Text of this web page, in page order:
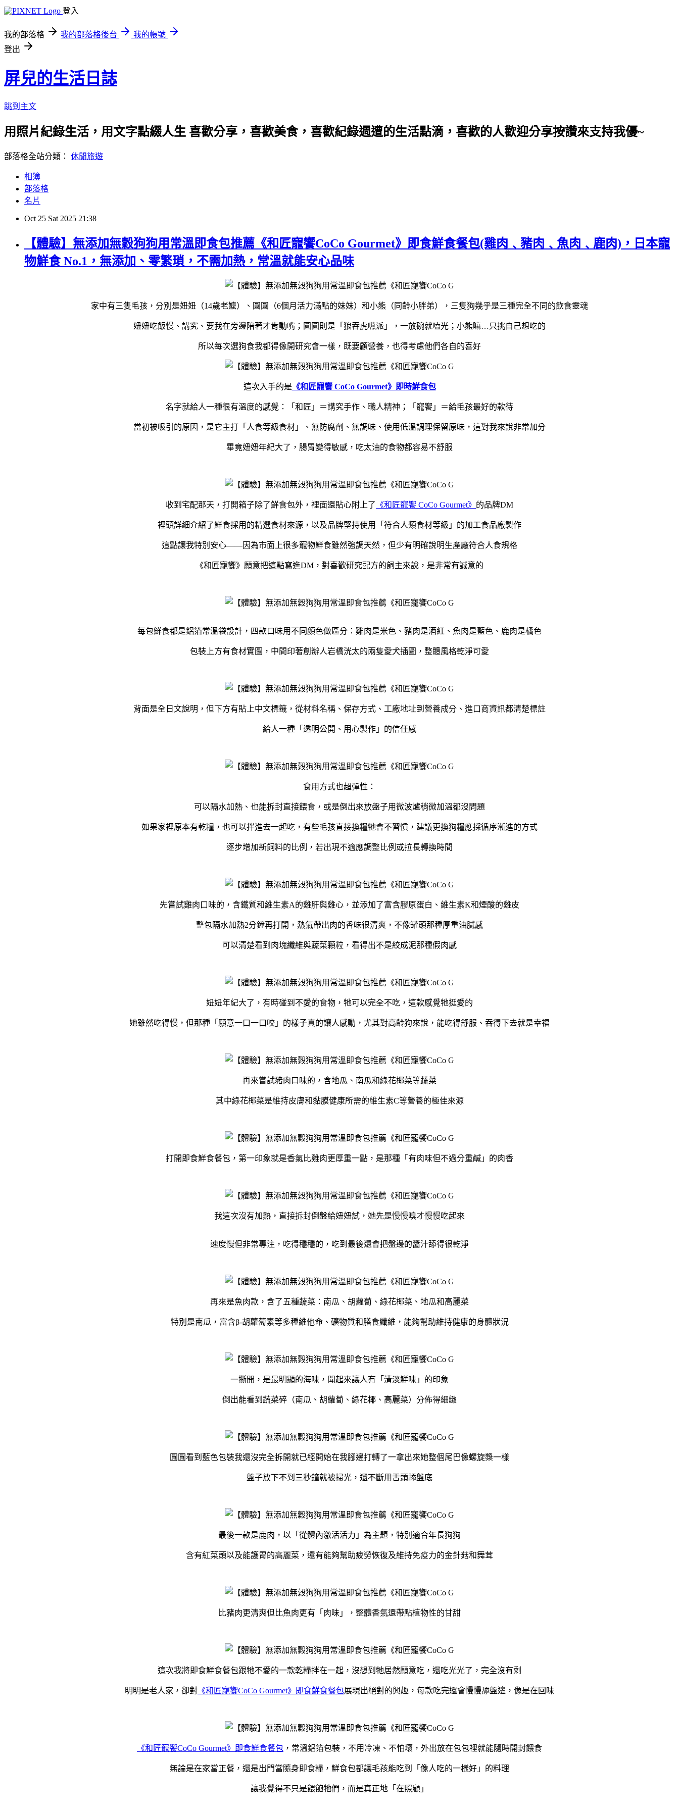
登入
我的部落格 我的部落格後台
我的帳號
登出
屏兒的生活日誌
跳到主文
用照片紀錄生活，用文字點綴人生 喜歡分享，喜歡美食，喜歡紀錄週遭的生活點滴，喜歡的人歡迎分享按讚來支持我優~
部落格全站分類： 休閒旅遊
相簿
部落格
名片
Oct 25 Sat 2025 21:38
【體驗】無添加無穀狗狗用常溫即食包推薦《和匠寵饗CoCo Gourmet》即食鮮食餐包(雞肉﹑豬肉﹑魚肉﹑鹿肉)，日本寵
物鮮食 No.1，無添加、零繁瑣，不需加熱，常溫就能安心品味
家中有三隻毛孩，分別是妞妞（14歲老嬤）、圓圓（6個月活力滿點的妹妹）和小熊（同齡小胖弟），三隻狗幾乎是三種完全不同的飲食靈魂
妞妞吃飯慢、講究、要我在旁邊陪著才肯動嘴；圓圓則是「狼吞虎嚥派」，一放碗就嗑光；小熊嘛…只挑自己想吃的
所以每次選狗食我都得像開研究會一樣，既要顧營養，也得考慮他們各自的喜好
這次入手的是 《和匠寵饗 CoCo Gourmet》即時鮮食包
名字就給人一種很有溫度的感覺：「和匠」＝講究手作、職人精神；「寵饗」＝給毛孩最好的款待
當初被吸引的原因，是它主打「人食等級食材」、無防腐劑、無調味、使用低溫調理保留原味，這對我來說非常加分
畢竟妞妞年紀大了，腸胃變得敏感，吃太油的食物都容易不舒服
收到宅配那天，打開箱子除了鮮食包外，裡面還貼心附上了 《和匠寵饗 CoCo Gourmet》 的品牌DM
裡頭詳細介紹了鮮食採用的精選食材來源，以及品牌堅持使用「符合人類食材等級」的加工食品廠製作
這點讓我特別安心——因為市面上很多寵物鮮食雖然強調天然，但少有明確說明生產廠符合人食規格
《和匠寵饗》願意把這點寫進DM，對喜歡研究配方的飼主來說，是非常有誠意的
每包鮮食都是鋁箔常溫袋設計，四款口味用不同顏色做區分：雞肉是米色、豬肉是酒紅、魚肉是藍色、鹿肉是橘色
包裝上方有食材實圖，中間印著創辦人岩橋洸太的兩隻愛犬插圖，整體風格乾淨可愛
背面是全日文說明，但下方有貼上中文標籤，從材料名稱、保存方式、工廠地址到營養成分、進口商資訊都清楚標註
給人一種「透明公開、用心製作」的信任感
食用方式也超彈性：
可以隔水加熱、也能拆封直接餵食，或是倒出來放盤子用微波爐稍微加溫都沒問題
如果家裡原本有乾糧，也可以拌進去一起吃，有些毛孩直接換糧牠會不習慣，建議更換狗糧應採循序漸進的方式
逐步增加新飼料的比例，若出現不適應調整比例或拉長轉換時間
先嘗試雞肉口味的，含鐵質和維生素A的雞肝與雞心，並添加了富含膠原蛋白、維生素K和煙酸的雞皮
整包隔水加熱2分鐘再打開，熱氣帶出肉的香味很清爽，不像罐頭那種厚重油膩感
可以清楚看到肉塊纖維與蔬菜顆粒，看得出不是絞成泥那種假肉感
妞妞年紀大了，有時碰到不愛的食物，牠可以完全不吃，這款感覺牠挺愛的
她雖然吃得慢，但那種「願意一口一口咬」的樣子真的讓人感動，尤其對高齡狗來說，能吃得舒服、吞得下去就是幸福
再來嘗試豬肉口味的，含地瓜、南瓜和綠花椰菜等蔬菜
其中綠花椰菜是維持皮膚和黏膜健康所需的維生素C等營養的極佳來源
打開即食鮮食餐包，第一印象就是香氣比雞肉更厚重一點，是那種「有肉味但不過分重鹹」的肉香
我這次沒有加熱，直接拆封倒盤給妞妞試，她先是慢慢嗅才慢慢吃起來
速度慢但非常專注，吃得穩穩的，吃到最後還會把盤邊的醬汁舔得很乾淨
再來是魚肉款，含了五種蔬菜：南瓜、胡蘿蔔、綠花椰菜、地瓜和高麗菜
特別是南瓜，富含β-胡蘿蔔素等多種維他命、礦物質和膳食纖維，能夠幫助維持健康的身體狀況
一撕開，是最明顯的海味，聞起來讓人有「清淡鮮味」的印象
倒出能看到蔬菜碎（南瓜、胡蘿蔔、綠花椰、高麗菜）分佈得細緻
圓圓看到藍色包裝我還沒完全拆開就已經開始在我腳邊打轉了一拿出來她整個尾巴像螺旋槳一樣
盤子放下不到三秒鐘就被掃光，還不斷用舌頭舔盤底
最後一款是鹿肉，以「從體內激活活力」為主題，特別適合年長狗狗
含有紅菜頭以及能護胃的高麗菜，還有能夠幫助疲勞恢復及維持免疫力的金針菇和舞茸
比豬肉更清爽但比魚肉更有「肉味」，整體香氣還帶點植物性的甘甜
這次我將即食鮮食餐包跟牠不愛的一款乾糧拌在一起，沒想到牠居然願意吃，還吃光光了，完全沒有剩
明明是老人家，卻對 《和匠寵饗CoCo Gourmet》即食鮮食餐包展現出絕對的興趣，每款吃完還會慢慢舔盤邊，像是在回味
《和匠寵饗CoCo Gourmet》即食鮮食餐包 ，常溫鋁箔包裝，不用冷凍、不怕壞，外出放在包包裡就能隨時開封餵食
無論是在家當正餐，還是出門當隨身即食糧，鮮食包都讓毛孩能吃到「像人吃的一樣好」的料理
讓我覺得不只是餵飽牠們，而是真正地「在照顧」